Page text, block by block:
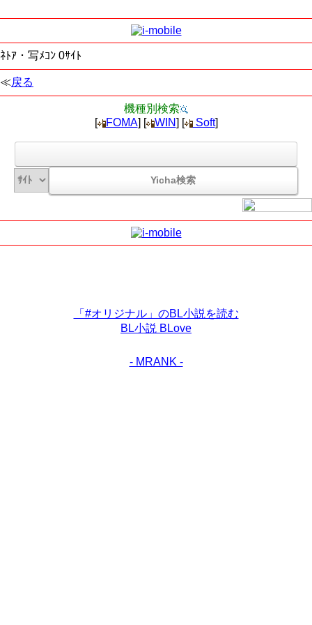
ﾈﾄｱ・写ﾒｺﾝ 0ｻｲﾄ
≪戻る
機種別検索
[
FOMA] [ WIN] [ Soft]
「#オリジナル」のBL小説を読む
BL小説 BLove
- MRANK -